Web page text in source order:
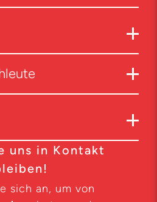
uns in Kontakt
sich an, um von